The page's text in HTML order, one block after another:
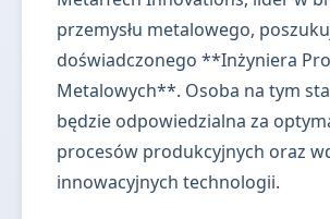
przemysłu metalowego,
doświadczonego **Inżyniera
Metalowych**. Osoba na tym
będzie odpowiedzialna za
procesów produkcyjnych oraz
innowacyjnych technologii.